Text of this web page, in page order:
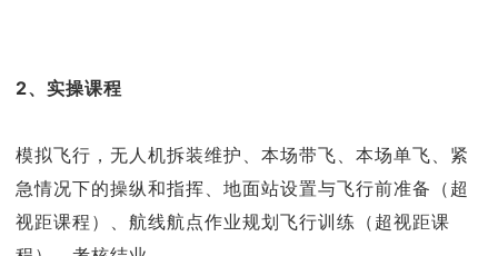
2、实操课程
模拟飞行，无人机拆装维护、本场带飞、本场单飞、紧
急情况下的操纵和指挥、地面站设置与飞行前准备（超
视距课程）、航线航点作业规划飞行训练（超视距课